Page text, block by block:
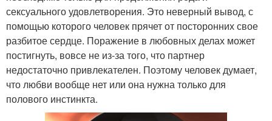
сексуального удовлетворения. Это неверный вывод, с
помощью которого человек прячет от посторонних свое
разбитое сердце. Поражение в любовных делах может
постигнуть, вовсе не из-за того, что партнер
недостаточно привлекателен. Поэтому человек думает,
что любви вообще нет или она нужна только для
полового инстинкта.